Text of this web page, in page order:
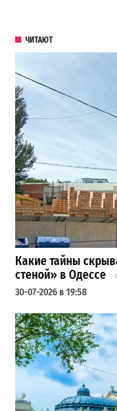
ЧИТАЮТ
Какие тайны
стеной» в Одессе
30-07-2026 в 19:58